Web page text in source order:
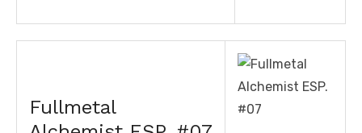
Fullmetal